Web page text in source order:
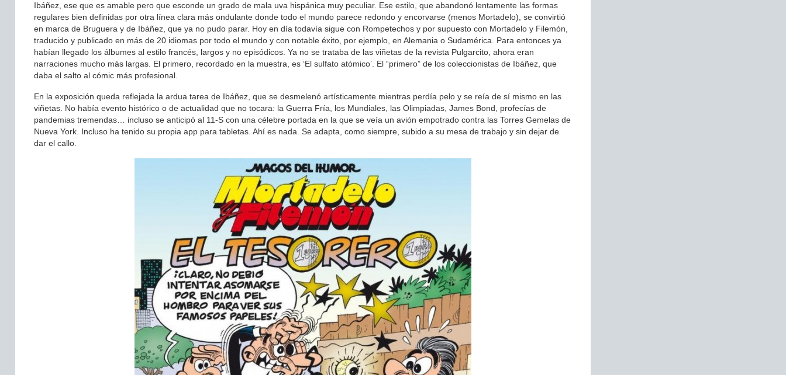
Ibáñez, ese que es amable pero que esconde un grado de mala uva hispánica muy peculiar. Ese estilo, que abandonó lentamente las formas
regulares bien definidas por otra línea clara más ondulante donde todo el mundo parece redondo y encorvarse (menos Mortadelo), se convirtió
en marca de Bruguera y de Ibáñez, que ya no pudo parar. Hoy en día todavía sigue con Rompetechos y por supuesto con Mortadelo y Filemón,
traducido y publicado en más de 20 idiomas por todo el mundo y con notable éxito, por ejemplo, en Alemania o Sudamérica. Para entonces ya
habían llegado los álbumes al estilo francés, largos y no episódicos. Ya no se trataba de las viñetas de la revista Pulgarcito, ahora eran
narraciones mucho más largas. El primero, recordado en la muestra, es ‘El sulfato atómico’. El “primero” de los coleccionistas de Ibáñez, que
daba el salto al cómic más profesional.
En la exposición queda reflejada la ardua tarea de Ibáñez, que se desmelenó artísticamente mientras perdía pelo y se reía de sí mismo en las
viñetas. No había evento histórico o de actualidad que no tocara: la Guerra Fría, los Mundiales, las Olimpiadas, James Bond, profecías de
pandemias tremendas… incluso se anticipó al 11-S con una célebre portada en la que se veía un avión empotrado contra las Torres Gemelas de
Nueva York. Incluso ha tenido su propia app para tabletas. Ahí es nada. Se adapta, como siempre, subido a su mesa de trabajo y sin dejar de
dar el callo.